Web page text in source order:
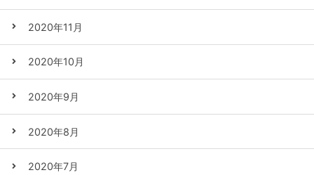
2020年11月
2020年10月
2020年9月
2020年8月
2020年7月